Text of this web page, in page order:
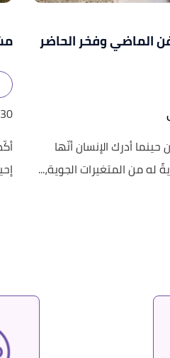
فن الماضي وفخر الحاضر
أدرك الإنسان أنّها
له من المتغيرات الجوية،...
30 يناير 2023